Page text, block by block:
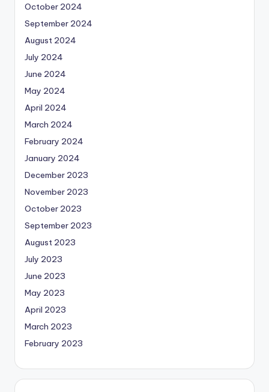
October 2024
September 2024
August 2024
July 2024
June 2024
May 2024
April 2024
March 2024
February 2024
January 2024
December 2023
November 2023
October 2023
September 2023
August 2023
July 2023
June 2023
May 2023
April 2023
March 2023
February 2023